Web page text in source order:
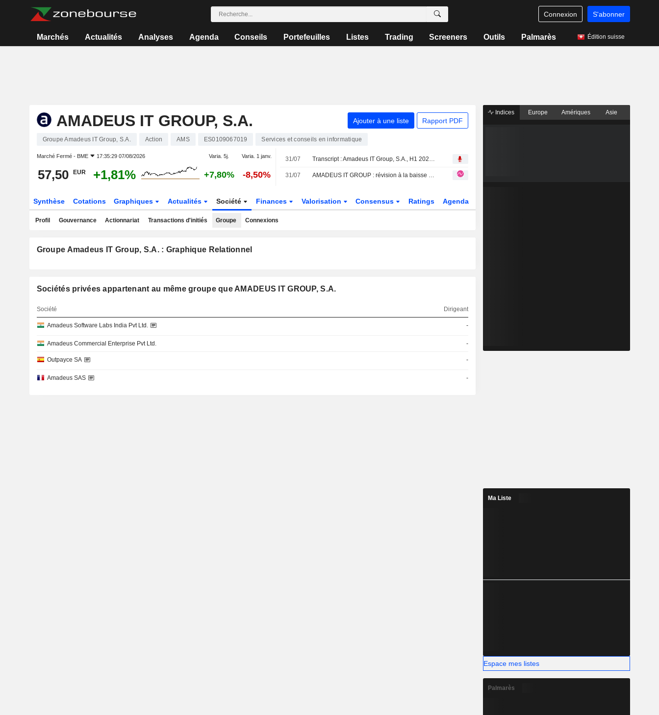
Connexion S'abonner
Marchés Actualités Analyses Agenda Conseils Portefeuilles Listes Trading Screeners Outils Palmarès Édition suisse
AMADEUS IT GROUP, S.A. Ajouter à une liste Rapport PDF
Groupe Amadeus IT Group, S.A. Action AMS ES0109067019 Services et conseils en informatique
Marché Fermé - BME 17:35:29 07/08/2026 Varia. 5j. Varia. 1 janv.
57,50 EUR +1,81% +7,80% -8,50%
31/07 Transcript : Amadeus IT Group, S.A., H1 2026 Earnings Call, Jul 31, 2026
31/07 AMADEUS IT GROUP : révision à la baisse des objectifs 2026 face aux incertitudes au Moyen-Orient
Synthèse Cotations Graphiques Actualités Société Finances Valorisation Consensus Ratings Agenda
Profil Gouvernance Actionnariat Transactions d'initiés Groupe Connexions
Groupe Amadeus IT Group, S.A. : Graphique Relationnel
Sociétés privées appartenant au même groupe que AMADEUS IT GROUP, S.A.
Société Dirigeant
Amadeus Software Labs India Pvt Ltd. -
Amadeus Commercial Enterprise Pvt Ltd. -
Outpayce SA -
Amadeus SAS -
Indices Europe Amériques Asie
Ma Liste
Espace mes listes
Palmarès